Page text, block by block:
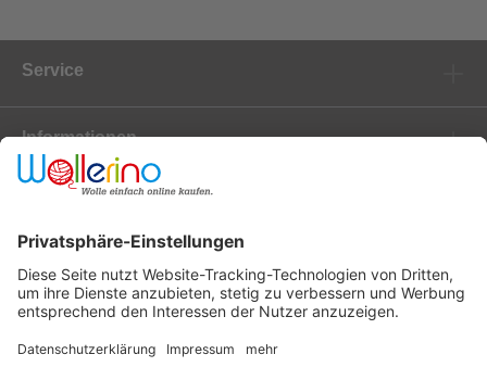
Service
Informationen
Newsletter